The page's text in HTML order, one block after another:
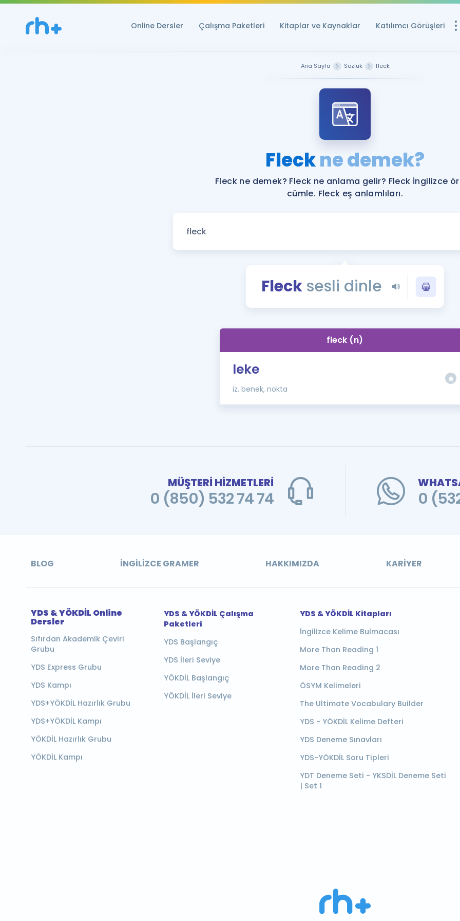
Online Dersler Çalışma Paketleri Kitaplar ve Kaynaklar Katılımcı Görüşleri
YDS ve YÖKDİL
Rehberlik Aracı
YDS ve YÖKDİL'e
Tüm ÖSYM
YDS - YÖKDİL
İngilizce Gramer
Ana Sayfa Sözlük fleck
Fleckne demek?
Fleck ne demek? Fleck ne anlama gelir? Fleck İngilizce
cümle. Fleck eş anlamlıları.
Flecksesli dinle
fleck (n)
leke
iz, benek, nokta
MÜŞTERİ HİZMETLERİ
0 (850) 532 74 74 0
BLOG İNGILIZCE GRAMER HAKKIMIZDA KARIYER
YDS & YÖKDİL Online
Dersler
Sıfırdan Akademik Çeviri
Grubu
YDS Express Grubu
YDS Kampı
YDS+YÖKDİL Hazırlık Grubu
YDS+YÖKDİL Kampı
YÖKDİL Hazırlık Grubu
YÖKDİL Kampı
YDS & YÖKDİL Çalışma
Paketleri
YDS Başlangıç
YDS İleri Seviye
YÖKDİL Başlangıç
YÖKDİL İleri Seviye
YDS & YÖKDİL Kitapları
İngilizce Kelime Bulmacası
More Than Reading 1
More Than Reading 2
ÖSYM Kelimeleri
The Ultimate Vocabulary Builder
YDS - YÖKDİL Kelime Defteri
YDS Deneme Sınavları
YDS-YÖKDİL Soru Tipleri
YDT Deneme Seti - YKSDİL Deneme Seti
| Set 1